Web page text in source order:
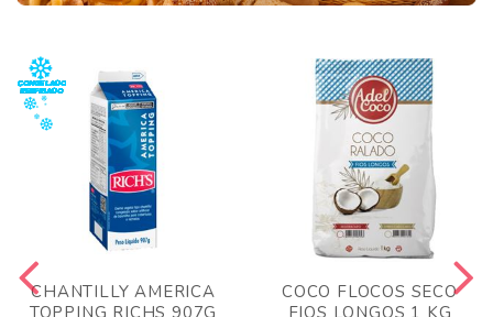
CHANTILLY AMERICA
TOPPING RICHS 907G
COCO FLOCOS SECO
FIOS LONGOS 1 KG